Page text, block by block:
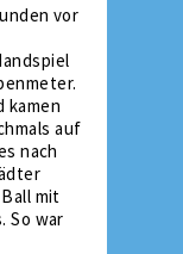
vor
kamen
auf
nach
mit
So war